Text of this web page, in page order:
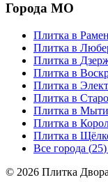
Города МО
Плитка в
Плитка в
Плитка в
Плитка в
Плитка в
Плитка в
Плитка в
Плитка в
Плитка в
Все города (25
© 2026 Плитка